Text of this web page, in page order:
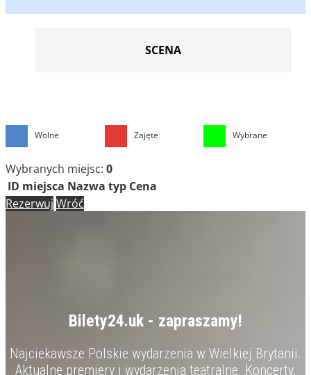
SCENA
Wolne Zajęte Wybrane
Wybranych miejsc: 0
ID miejsca Nazwa typ Cena
Rezerwuj Wróć
Bilety24.uk - zapraszamy!
Najciekawsze Polskie wydarzenia w Wielkiej Brytanii.
Aktualne premiery i wydarzenia teatralne. Koncerty,